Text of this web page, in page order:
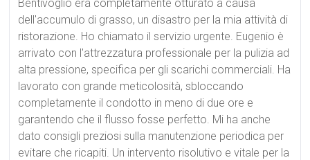
Bentivoglio era completamente otturato a causa
dell'accumulo di grasso, un disastro per la mia attività di
ristorazione. Ho chiamato il servizio urgente. Eugenio è
arrivato con l'attrezzatura professionale per la pulizia ad
alta pressione, specifica per gli scarichi commerciali. Ha
lavorato con grande meticolosità, sbloccando
completamente il condotto in meno di due ore e
garantendo che il flusso fosse perfetto. Mi ha anche
dato consigli preziosi sulla manutenzione periodica per
evitare che ricapiti. Un intervento risolutivo e vitale per la